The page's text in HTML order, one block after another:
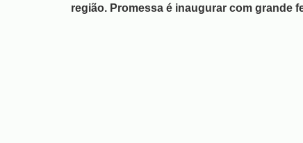
região. Promessa é inaugurar com grande